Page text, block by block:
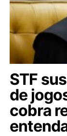
STF
de
cobra